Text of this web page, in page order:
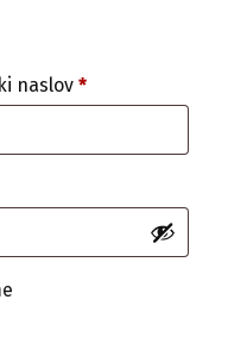
naslov *Zahtevano